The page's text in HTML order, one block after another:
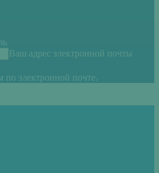
Ваш адрес электронной почты
по электронной почте.